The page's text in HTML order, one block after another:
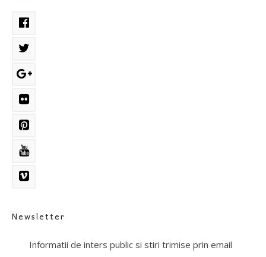
Newsletter
Informatii de inters public si stiri trimise prin email